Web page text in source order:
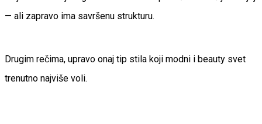
— ali zapravo ima savršenu strukturu.
Drugim rečima, upravo onaj tip stila koji modni i beauty svet
trenutno najviše voli.